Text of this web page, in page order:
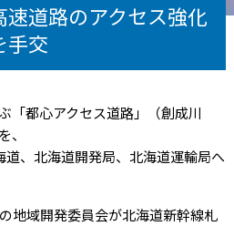
速道路のアクセス強化
手交
「都心アクセス道路」（創成川
、北海道開発局、北海道運輸局へ
地域開発委員会が北海道新幹線札